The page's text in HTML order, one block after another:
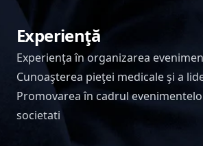
Promovarea în cadrul
societati
Cunoaşterea pieţei medicale şi a
Experienţa în organizarea
Experienţă